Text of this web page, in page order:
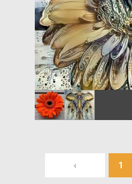
‹ 1